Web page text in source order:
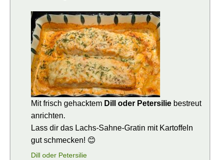
Mit frisch gehacktem Dill oder Petersilie bestreut
anrichten.
Lass dir das Lachs-Sahne-Gratin mit Kartoffeln
gut schmecken! 😊
Dill oder Petersilie